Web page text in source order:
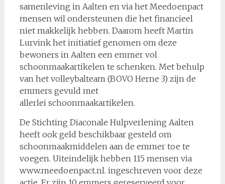
samenleving in Aalten en via het Meedoenpact
mensen wil ondersteunen die het financieel
niet makkelijk hebben. Daarom heeft Martin
Lurvink het initiatief genomen om deze
bewoners in Aalten een emmer vol
schoonmaakartikelen te schenken. Met behulp
van het volleybalteam (BOVO Herne 3) zijn de
emmers gevuld met
allerlei schoonmaakartikelen.
De Stichting Diaconale Hulpverlening Aalten
heeft ook geld beschikbaar gesteld om
schoonmaakmiddelen aan de emmer toe te
voegen. Uiteindelijk hebben 115 mensen via
www.meedoenpact.nl. ingeschreven voor deze